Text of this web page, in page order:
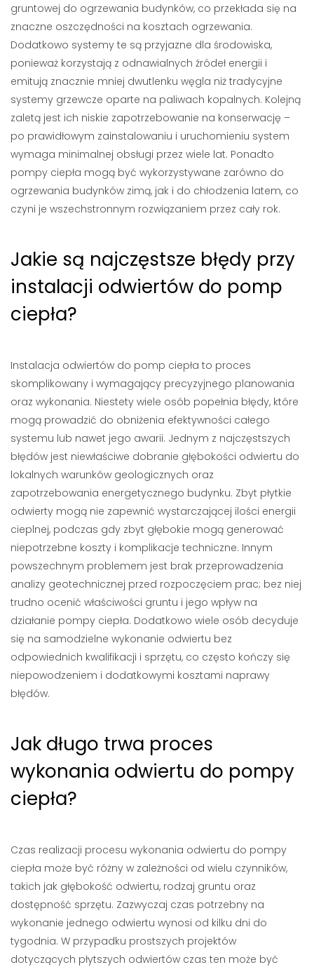
gruntowej do ogrzewania budynków, co przekłada się na
znaczne oszczędności na kosztach ogrzewania.
Dodatkowo systemy te są przyjazne dla środowiska,
ponieważ korzystają z odnawialnych źródeł energii i
emitują znacznie mniej dwutlenku węgla niż tradycyjne
systemy grzewcze oparte na paliwach kopalnych. Kolejną
zaletą jest ich niskie zapotrzebowanie na konserwację –
po prawidłowym zainstalowaniu i uruchomieniu system
wymaga minimalnej obsługi przez wiele lat. Ponadto
pompy ciepła mogą być wykorzystywane zarówno do
ogrzewania budynków zimą, jak i do chłodzenia latem, co
czyni je wszechstronnym rozwiązaniem przez cały rok.
Jakie są najczęstsze błędy przy
instalacji odwiertów do pomp
ciepła?
Instalacja odwiertów do pomp ciepła to proces
skomplikowany i wymagający precyzyjnego planowania
oraz wykonania. Niestety wiele osób popełnia błędy, które
mogą prowadzić do obniżenia efektywności całego
systemu lub nawet jego awarii. Jednym z najczęstszych
błędów jest niewłaściwe dobranie głębokości odwiertu do
lokalnych warunków geologicznych oraz
zapotrzebowania energetycznego budynku. Zbyt płytkie
odwierty mogą nie zapewnić wystarczającej ilości energii
cieplnej, podczas gdy zbyt głębokie mogą generować
niepotrzebne koszty i komplikacje techniczne. Innym
powszechnym problemem jest brak przeprowadzenia
analizy geotechnicznej przed rozpoczęciem prac; bez niej
trudno ocenić właściwości gruntu i jego wpływ na
działanie pompy ciepła. Dodatkowo wiele osób decyduje
się na samodzielne wykonanie odwiertu bez
odpowiednich kwalifikacji i sprzętu, co często kończy się
niepowodzeniem i dodatkowymi kosztami naprawy
błędów.
Jak długo trwa proces
wykonania odwiertu do pompy
ciepła?
Czas realizacji procesu wykonania odwiertu do pompy
ciepła może być różny w zależności od wielu czynników,
takich jak głębokość odwiertu, rodzaj gruntu oraz
dostępność sprzętu. Zazwyczaj czas potrzebny na
wykonanie jednego odwiertu wynosi od kilku dni do
tygodnia. W przypadku prostszych projektów
dotyczących płytszych odwiertów czas ten może być